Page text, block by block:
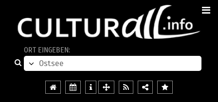
ORT EINGEBEN: